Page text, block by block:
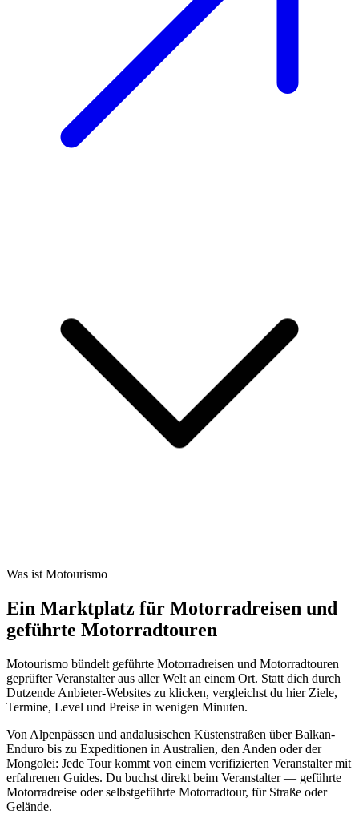
Was ist Motourismo
Ein Marktplatz für Motorradreisen und
geführte Motorradtouren
Motourismo bündelt geführte Motorradreisen und Motorradtouren
geprüfter Veranstalter aus aller Welt an einem Ort. Statt dich durch
Dutzende Anbieter-Websites zu klicken, vergleichst du hier Ziele,
Termine, Level und Preise in wenigen Minuten.
Von Alpenpässen und andalusischen Küstenstraßen über Balkan-
Enduro bis zu Expeditionen in Australien, den Anden oder der
Mongolei: Jede Tour kommt von einem verifizierten Veranstalter mit
erfahrenen Guides. Du buchst direkt beim Veranstalter — geführte
Motorradreise oder selbstgeführte Motorradtour, für Straße oder
Gelände.